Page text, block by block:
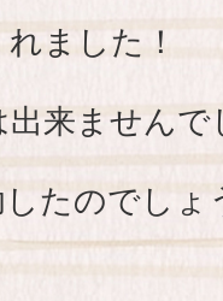
ました！
来ませんで
たのでしょ